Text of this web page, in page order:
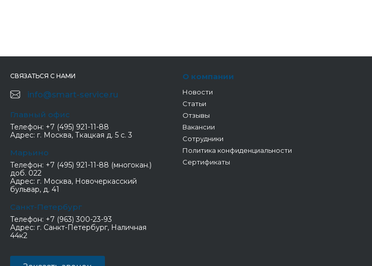
СВЯЗАТЬСЯ С НАМИ
info@smart-service.ru
Главный офис
Телефон: +7 (495) 921-11-88
Адрес: г. Москва, Ткацкая д. 5 с. 3
Марьино
Телефон: +7 (495) 921-11-88 (многокан.)
доб. 022
Адрес: г. Москва, Новочеркасский
бульвар, д. 41
Санкт-Петербург
Телефон: +7 (963) 300-23-93
Адрес: г. Санкт-Петербург, Наличная
44к2
О компании
Новости
Статьи
Отзывы
Вакансии
Сотрудники
Политика конфиденциальности
Сертификаты